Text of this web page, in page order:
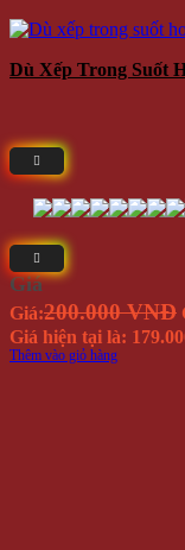
Dù Xếp Trong Suốt
Giá
Giá:200.000 VNĐ
Giá hiện tại là:
Thêm vào giỏ hàng